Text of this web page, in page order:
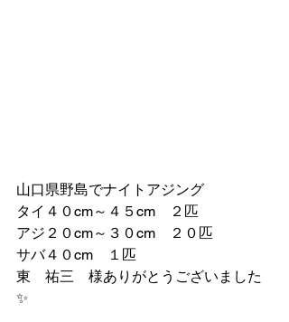
山口県野島でナイトアジング
タイ４０cm～４５cm　２匹
アジ２０cm～３０cm　２０匹
サバ４０cm　１匹
東　祐三　様ありがとうございました
✨